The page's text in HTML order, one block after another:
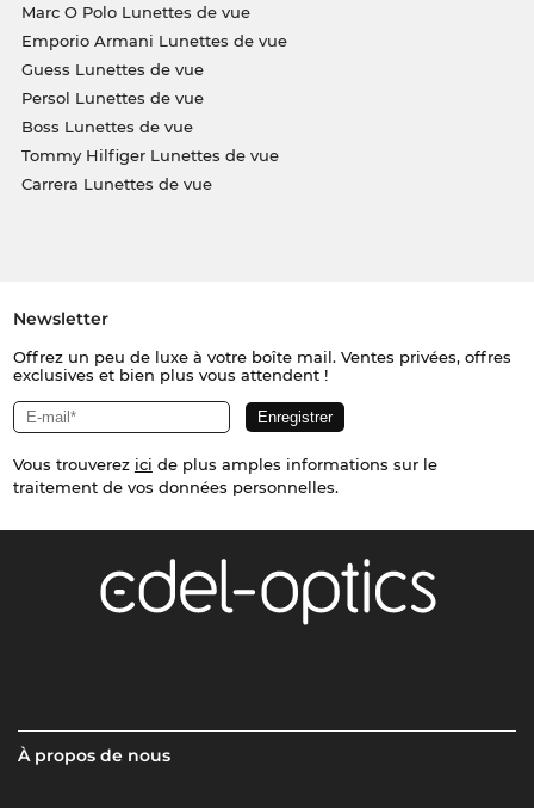
Marc O Polo Lunettes de vue
Emporio Armani Lunettes de vue
Guess Lunettes de vue
Persol Lunettes de vue
Boss Lunettes de vue
Tommy Hilfiger Lunettes de vue
Carrera Lunettes de vue
Newsletter
Offrez un peu de luxe à votre boîte mail. Ventes privées, offres
exclusives et bien plus vous attendent !
Vous trouverez ici de plus amples informations sur le
traitement de vos données personnelles.
À propos de nous